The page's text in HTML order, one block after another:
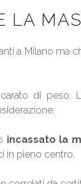
LA
a Milano ma
di peso.
incassato la
in pieno centro.